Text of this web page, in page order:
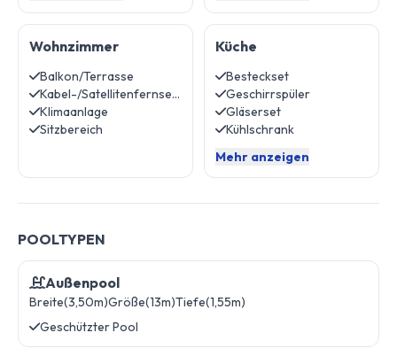
Wohnzimmer
Balkon/Terrasse
Kabel-/Satellitenfernsehen
Klimaanlage
Sitzbereich
Küche
Besteckset
Geschirrspüler
Gläserset
Kühlschrank
Mehr anzeigen
POOLTYPEN
Außenpool
Breite(3,50m)Größe(13m)Tiefe(1,55m)
Geschützter Pool